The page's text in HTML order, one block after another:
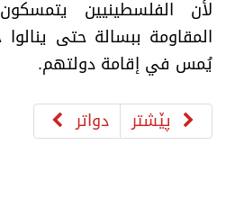
لأن الفلسطينيين
المقاومة ببسالة حتى
يُمس في إقامة دولتهم.
پێشتر
دواتر